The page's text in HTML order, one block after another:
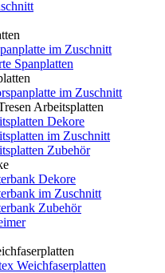
im Zuschnitt
Spanplatten
im Zuschnitt
Arbeitsplatten
Dekore
im Zuschnitt
Zubehör
Dekore
im Zuschnitt
Zubehör
Weichfaserplatten